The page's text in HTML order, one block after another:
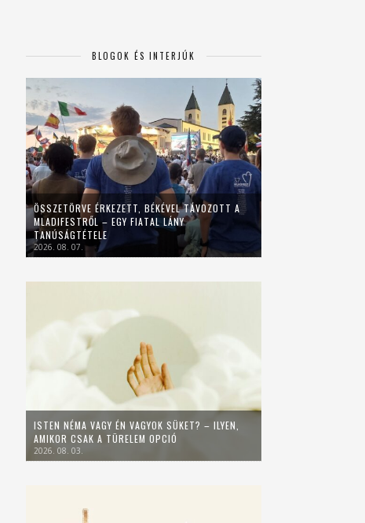
BLOGOK ÉS INTERJÚK
ÖSSZETÖRVE ÉRKEZETT, BÉKÉVEL TÁVOZOTT A
MLADIFESTRŐL – EGY FIATAL LÁNY
TANÚSÁGTÉTELE
2026. 08. 07.
ISTEN NÉMA VAGY ÉN VAGYOK SÜKET? – ILYEN,
AMIKOR CSAK A TÜRELEM OPCIÓ
2026. 08. 03.